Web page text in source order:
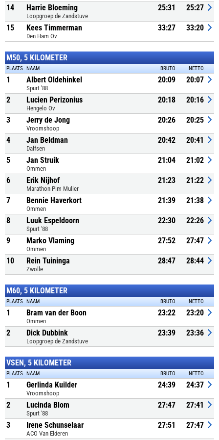
14 Harrie Bloeming
Loopgroep de Zandstuve
25:31 25:27
15 Kees Timmerman
Den Ham Ov
33:27 33:20
M50, 5 KILOMETER
PLAATS NAAM BRUTO NETTO
1 Albert Oldehinkel
Spurt '88
20:09 20:07
2 Lucien Perizonius
Hengelo Ov
20:18 20:16
3 Jerry de Jong
Vroomshoop
20:26 20:25
4 Jan Beldman
Dalfsen
20:42 20:41
5 Jan Struik
Ommen
21:04 21:02
6 Erik Nijhof
Marathon Pim Mulier
21:23 21:22
7 Bennie Haverkort
Ommen
21:39 21:38
8 Luuk Espeldoorn
Spurt '88
22:30 22:26
9 Marko Vlaming
Ommen
27:52 27:47
10 Rein Tuininga
Zwolle
28:47 28:44
M60, 5 KILOMETER
PLAATS NAAM BRUTO NETTO
1 Bram van der Boon
Ommen
23:22 23:20
2 Dick Dubbink
Loopgroep de Zandstuve
23:39 23:36
VSEN, 5 KILOMETER
PLAATS NAAM BRUTO NETTO
1 Gerlinda Kuilder
Vroomshoop
24:39 24:37
2 Lucinda Blom
Spurt '88
27:47 27:41
3 Irene Schunselaar
ACO Van Elderen
27:51 27:47